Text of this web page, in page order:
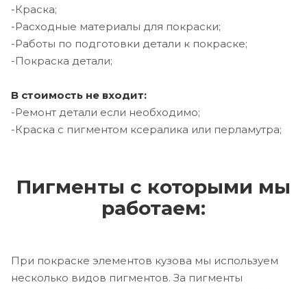
-Краска;
-Расходные материалы для покраски;
-Работы по подготовки детали к покраске;
-Покраска детали;
В стоимость не входит:
-Ремонт детали если необходимо;
-Краска с пигментом ксералика или перламутра;
Пигменты с которыми мы
работаем:
При покраске элементов кузова мы используем
несколько видов пигментов. За пигменты